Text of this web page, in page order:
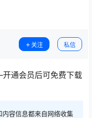
关注 私信
通会员后可免费下载
容信息都来自网络收集